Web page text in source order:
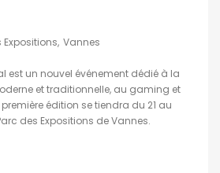
Expositions Vannes
est un nouvel événement dédié à la
et traditionnelle, au gaming et
édition se tiendra du 21 au
des Expositions de Vannes.